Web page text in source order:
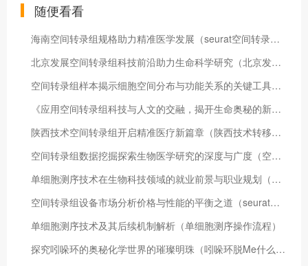
随便看看
海南空间转录组规格助力精准医学发展（seurat空间转录组）
北京发展空间转录组科技前沿助力生命科学研究（北京发展规划）
空间转录组样本揭示细胞空间分布与功能关系的关键工具（空间转录组测序流程）
《应用空间转录组科技与人文的交融，揭开生命奥秘的新篇章》（nanostring空间转录组）
陕西技术空间转录组开启精准医疗新篇章（陕西技术转移中心 曹永红）
空间转录组数据挖掘探索生物医学研究的深度与广度（空间转录组数据分析）
单细胞测序技术在生物科技领域的就业前景与职业规划（单细胞测序研究套路）
空间转录组设备市场分析价格与性能的平衡之道（seurat空间转录组）
单细胞测序技术及其后续机制解析（单细胞测序操作流程）
探究吲哚环的奥秘化学世界的璀璨明珠（吲哚环脱Me什么意思）